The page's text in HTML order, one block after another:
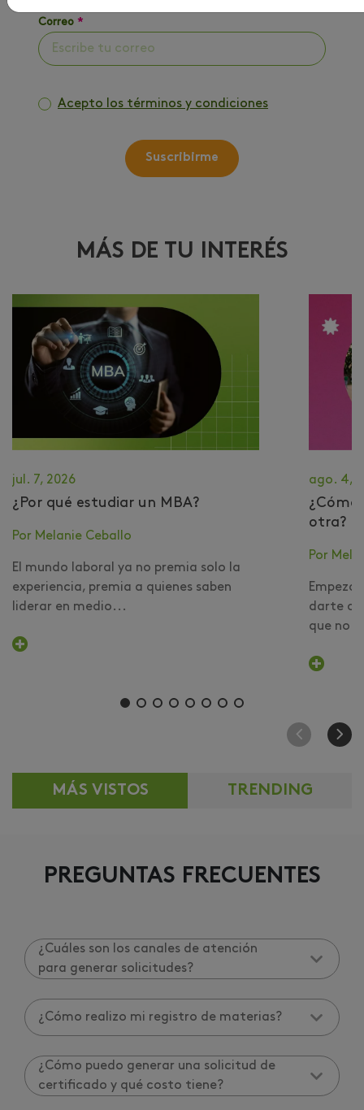
Correo *
Acepto los términos y condiciones
Suscribirme
MÁS DE TU INTERÉS
jul. 7, 2026
¿Por qué estudiar un MBA?
Por Melanie Ceballo
El mundo laboral ya no premia solo la
experiencia, premia a quienes saben
liderar en medio...
ago. 4,
​¿Cómo
otra?
Por
darte
que no
MÁS VISTOS TRENDING
PREGUNTAS FRECUENTES
¿Cuáles son los canales de atención
para generar solicitudes?
¿Cómo realizo mi registro de materias?
¿Cómo puedo generar una solicitud de
certificado y qué costo tiene?